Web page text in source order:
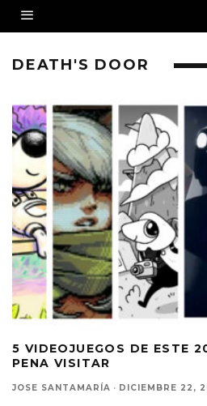
DEATH'S DOOR
5 VIDEOJUEGOS DE ESTE
PENA VISITAR
JOSE SANTAMARÍA · DICIEMBRE 22,